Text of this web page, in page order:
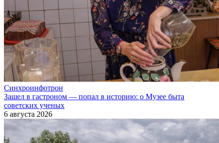
Синхроинфотрон
Зашел в гастроном — попал в историю: о Музее быта
советских ученых
6 августа 2026